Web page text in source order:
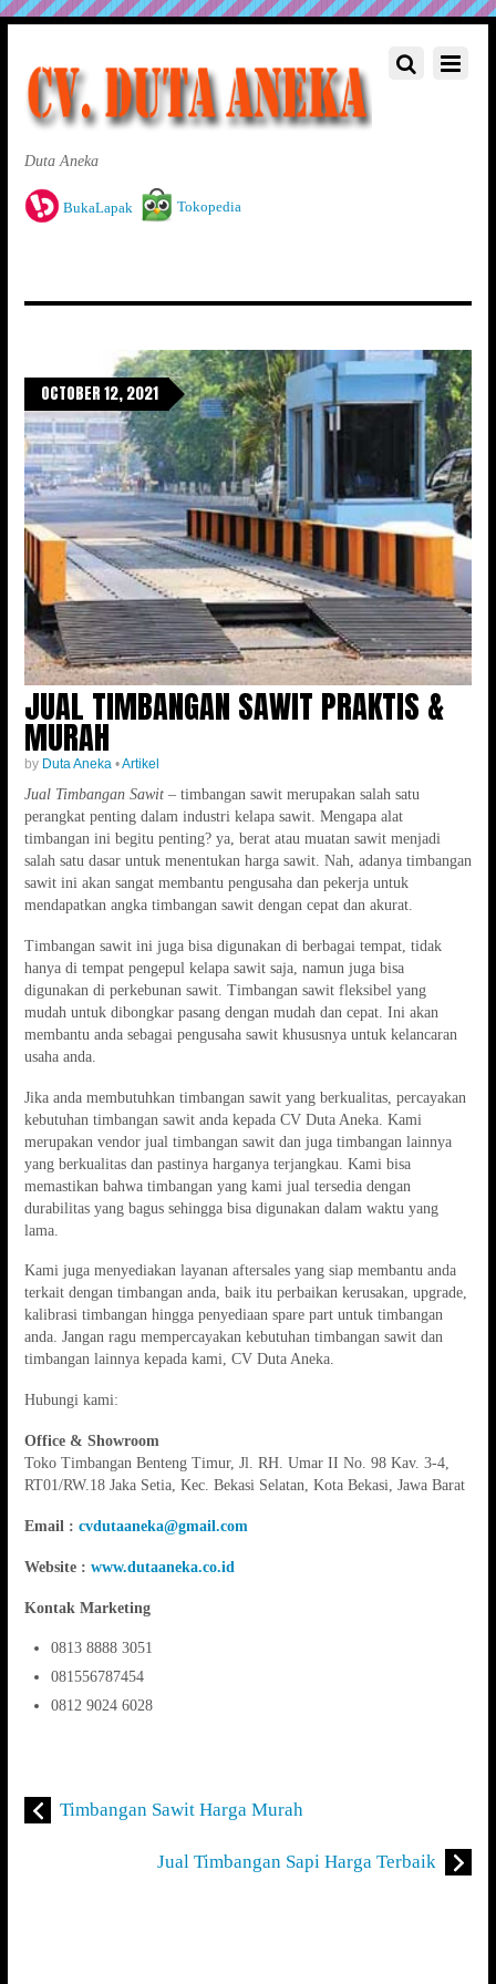
Duta Aneka
BukaLapak Tokopedia
OCTOBER 12, 2021
JUAL TIMBANGAN SAWIT PRAKTIS &
MURAH
by Duta Aneka •Artikel
Jual Timbangan Sawit– timbangan sawit merupakan salah satu
perangkat penting dalam industri kelapa sawit. Mengapa alat
timbangan ini begitu penting? ya, berat atau muatan sawit menjadi
salah satu dasar untuk menentukan harga sawit. Nah, adanya timbangan
sawit ini akan sangat membantu pengusaha dan pekerja untuk
mendapatkan angka timbangan sawit dengan cepat dan akurat.
Timbangan sawit ini juga bisa digunakan di berbagai tempat, tidak
hanya di tempat pengepul kelapa sawit saja, namun juga bisa
digunakan di perkebunan sawit. Timbangan sawit fleksibel yang
mudah untuk dibongkar pasang dengan mudah dan cepat. Ini akan
membantu anda sebagai pengusaha sawit khususnya untuk kelancaran
usaha anda.
Jika anda membutuhkan timbangan sawit yang berkualitas, percayakan
kebutuhan timbangan sawit anda kepada CV Duta Aneka. Kami
merupakan vendor jual timbangan sawit dan juga timbangan lainnya
yang berkualitas dan pastinya harganya terjangkau. Kami bisa
memastikan bahwa timbangan yang kami jual tersedia dengan
durabilitas yang bagus sehingga bisa digunakan dalam waktu yang
lama.
Kami juga menyediakan layanan aftersales yang siap membantu anda
terkait dengan timbangan anda, baik itu perbaikan kerusakan, upgrade,
kalibrasi timbangan hingga penyediaan spare part untuk timbangan
anda. Jangan ragu mempercayakan kebutuhan timbangan sawit dan
timbangan lainnya kepada kami, CV Duta Aneka.
Hubungi kami:
Office & Showroom
Toko Timbangan Benteng Timur, Jl. RH. Umar II No. 98 Kav. 3-4,
RT01/RW.18 Jaka Setia, Kec. Bekasi Selatan, Kota Bekasi, Jawa Barat
Email : cvdutaaneka@gmail.com
Website : www.dutaaneka.co.id
Kontak Marketing
0813 8888 3051
081556787454
0812 9024 6028
Timbangan Sawit Harga Murah
Jual Timbangan Sapi Harga Terbaik